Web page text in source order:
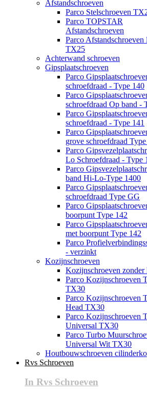
Afstandschroeven
Parco Stelschroeven
Parco TOPSTAR
Afstandschroeven
Parco Afstandschroeven
TX25
Achterwand schroeven
Gipsplaatschroeven
Parco
schroefdraad - Type 140
Parco
schroefdraad Op band -
Parco
schroefdraad - Type 141
Parco
grove schroefdraad Type
Parco
Lo Schroefdraad - Type
Parco
band Hi-Lo-Type 1400
Parco
schroefdraad Type GG
Parco
boorpunt Type 142
Parco
met boorpunt Type 142
Parco
- verzinkt
Kozijnschroeven
Kozijnschroeven zonder
Parco Kozijnschroeven
TX30
Parco Kozijnschroeven
Head TX30
Parco Kozijnschroeven
Universal TX30
Parco Turbo
Universal Wit TX30
Houtbouwschroeven
Rvs Schroeven
In Rvs Schroeven